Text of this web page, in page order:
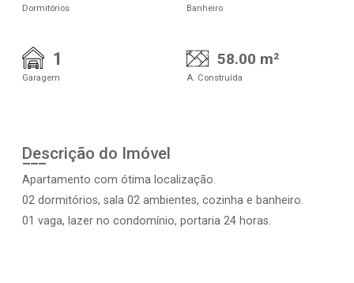
Dormitórios Banheiro
1
Garagem
58.00 m²
A. Construída
Descrição do Imóvel
Apartamento com ótima localização.
02 dormitórios, sala 02 ambientes, cozinha e banheiro.
01 vaga, lazer no condomínio, portaria 24 horas.